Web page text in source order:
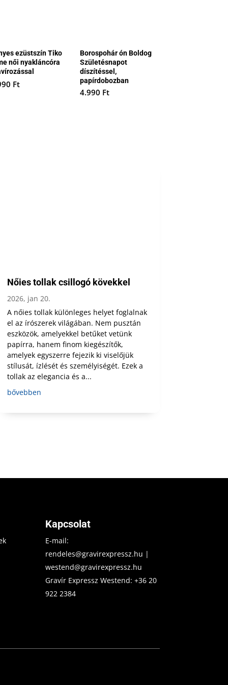
ezüstszín Tiko
női nyakláncóra
Ft
Borospohár ón Boldog
Születésnapot
díszítéssel,
papírdobozban
4.990 Ft
Nőies tollak csillogó kövekkel
2026, jan 20.
A nőies tollak különleges helyet foglalnak
el az írószerek világában. Nem pusztán
eszközök, amelyekkel betűket vetünk
papírra, hanem finom kiegészítők,
amelyek egyszerre fejezik ki viselőjük
stílusát, ízlését és személyiségét. Ezek a
tollak az elegancia és a...
bővebben
Kapcsolat
E-mail:
rendeles@gravirexpressz.hu |
westend@gravirexpressz.hu
Gravír Expressz Westend:+36 20
922 2384